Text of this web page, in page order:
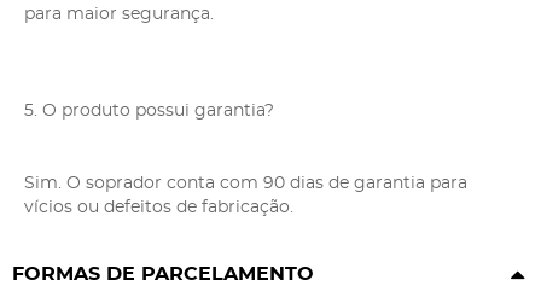
para maior segurança.
5. O produto possui garantia?
Sim. O soprador conta com 90 dias de garantia para
vícios ou defeitos de fabricação.
FORMAS DE PARCELAMENTO